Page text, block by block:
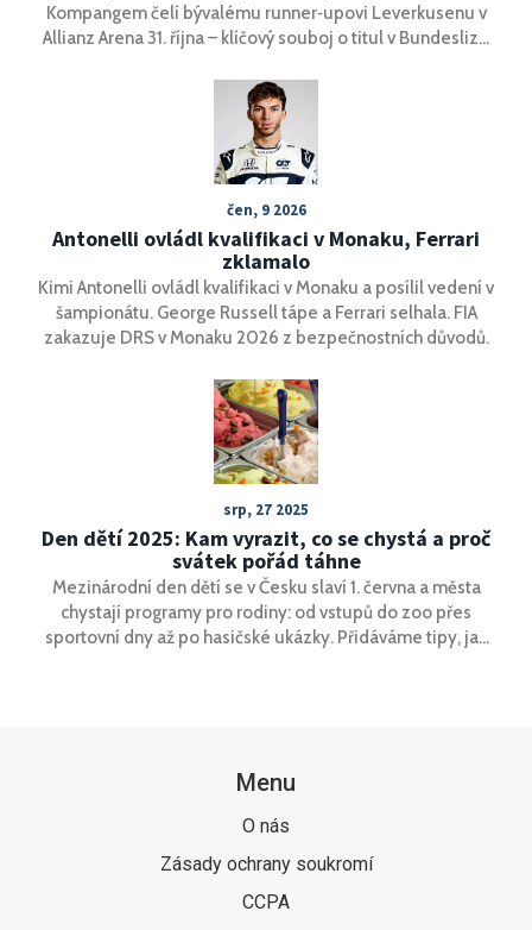
Kompangem čelí bývalému runner‑upovi Leverkusenu v
Allianz Arena 31. října – klíčový souboj o titul v Bundeslize
čen, 9 2026
Antonelli ovládl kvalifikaci v Monaku, Ferrari
zklamalo
Kimi Antonelli ovládl kvalifikaci v Monaku a posílil vedení v
šampionátu. George Russell tápe a Ferrari selhala. FIA
zakazuje DRS v Monaku 2026 z bezpečnostních důvodů.
srp, 27 2025
Den dětí 2025: Kam vyrazit, co se chystá a proč
svátek pořád táhne
Mezinárodní den dětí se v Česku slaví 1. června a města
chystají programy pro rodiny: od vstupů do zoo přes
sportovní dny až po hasičské ukázky. Přidáváme tipy, jak
Menu
O nás
Zásady ochrany soukromí
CCPA